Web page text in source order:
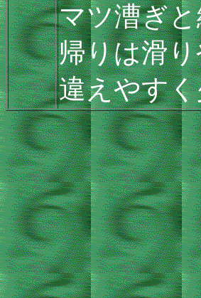
マツ漕ぎ
帰りは滑
違えやす